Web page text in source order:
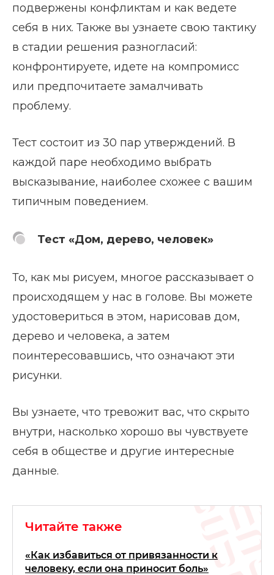
подвержены конфликтам и как ведете
себя в них. Также вы узнаете свою тактику
в стадии решения разногласий:
конфронтируете, идете на компромисс
или предпочитаете замалчивать
проблему.
Тест состоит из 30 пар утверждений. В
каждой паре необходимо выбрать
высказывание, наиболее схожее с вашим
типичным поведением.
Тест «Дом, дерево, человек»
То, как мы рисуем, многое рассказывает о
происходящем у нас в голове. Вы можете
удостовериться в этом, нарисовав дом,
дерево и человека, а затем
поинтересовавшись, что означают эти
рисунки.
Вы узнаете, что тревожит вас, что скрыто
внутри, насколько хорошо вы чувствуете
себя в обществе и другие интересные
данные.
Читайте также
«Как избавиться от привязанности к
человеку, если она приносит боль»